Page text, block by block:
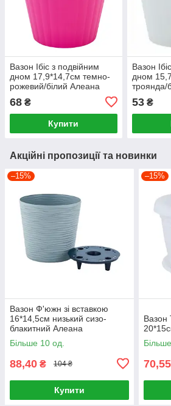
Вазон Ібіс з подвійним
дном 17,9*14,7см темно-
рожевий/білий Алеана
68 ₴
Купити
Вазон
дном
троянда/
53₴
Акційні пропозиції та новинки
–15%
Вазон Ф'южн зі вставкою
16*14,5см низький сизо-
блакитний Алеана
Більше 10 од.
88,40 ₴ 104 ₴
Купити
–15%
Вазон
70,55